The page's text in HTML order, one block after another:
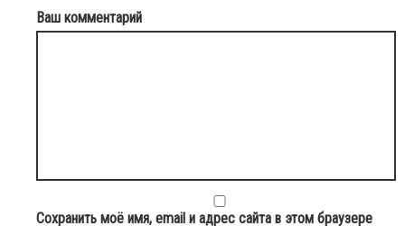
Ваш комментарий
Сохранить моё имя, email и адрес сайта в этом браузере